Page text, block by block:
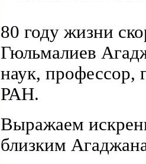
80 году жизни
Гюльмалиев
наук,
РАН.
Выражаем
близким